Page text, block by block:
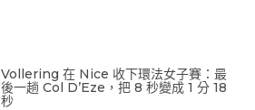
Vollering 在 Nice 收下環法女子賽：最
後一趟 Col D’Eze，把 8 秒變成 1 分 18
秒